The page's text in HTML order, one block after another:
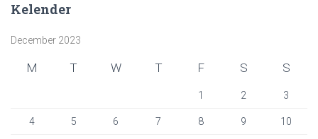
h
o
Kelender
December 2023
M T W T F S S
1 2 3
4 5 6 7 8 9 10